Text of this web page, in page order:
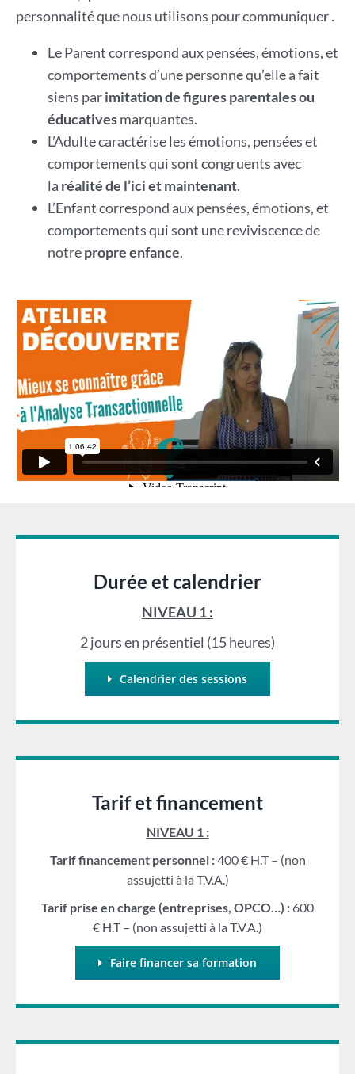
personnalité que nous utilisons pour communiquer .
Le Parent correspond aux pensées, émotions, et
comportements d’une personne qu’elle a fait
siens parimitation de figures parentales ou
éducativesmarquantes.
L’Adulte caractérise les émotions, pensées et
comportements qui sont congruents avec
la réalité de l’ici et maintenant.
L’Enfant correspond aux pensées, émotions, et
comportements qui sont une reviviscence de
notrepropre enfance.
Durée et calendrier
NIVEAU 1 :
2 jours en présentiel (15 heures)
Calendrier des sessions
Tarif et financement
NIVEAU 1 :
Tarif financement personnel :400 € H.T – (non
assujetti à la T.V.A.)
Tarif prise en charge (entreprises, OPCO…) : 600
€ H.T – (non assujetti à la T.V.A.)
Faire financer sa formation